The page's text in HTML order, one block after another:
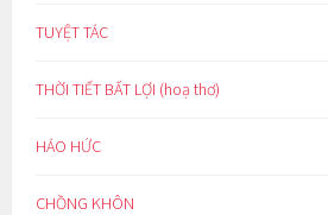
TUYỆT TÁC
THỜI TIẾT BẤT LỢI (hoạ thơ)
HÁO HỨC
CHỒNG KHÔN